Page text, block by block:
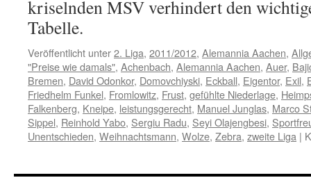
kriselnden MSV verhindert den
Tabelle.
Veröffentlicht unter2. Liga, 2011/2012, Alemannia Aachen,
"Preise wie damals", Achenbach, Alemannia Aachen, Auer,
Bremen, David Odonkor, Domovchiyski, Eckball, Eigentor, Exil,
Friedhelm Funkel, Fromlowitz, Frust, gefühlte Niederlage,
Falkenberg, Kneipe, leistungsgerecht, Manuel Junglas, Marco
Sippel, Reinhold Yabo, Sergiu Radu, Seyi Olajengbesi,
Unentschieden, Weihnachtsmann, Wolze, Zebra, zweite Liga |